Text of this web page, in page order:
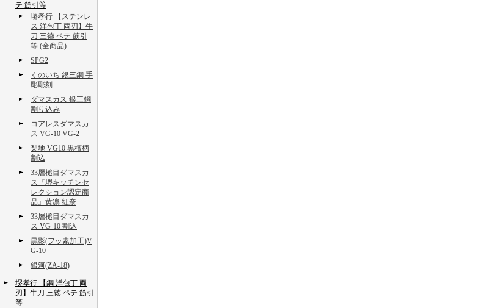
テ 筋引等
堺孝行 【ステンレ
ス 洋包丁 両刃】牛
刀 三徳 ペテ 筋引
等 (全商品)
SPG2
くのいち 銀三鋼 手
彫彫刻
ダマスカス 銀三鋼
割り込み
コアレスダマスカ
ス VG-10 VG-2
梨地 VG10 黒檀柄
割込
33層槌目ダマスカ
ス『堺キッチンセ
レクション認定商
品』黄凛 紅奈
33層槌目ダマスカ
ス VG-10 割込
黒影(フッ素加工)V
G-10
銀河(ZA-18)
堺孝行 【鋼 洋包丁 両
刃】牛刀 三徳 ペテ 筋引
等